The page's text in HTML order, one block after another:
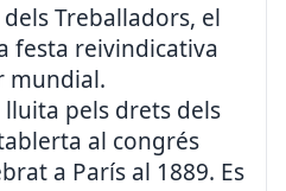
Treballadors, el
festa reivindicativa
mundial.
pels drets dels
al congrés
a París al 1889. Es